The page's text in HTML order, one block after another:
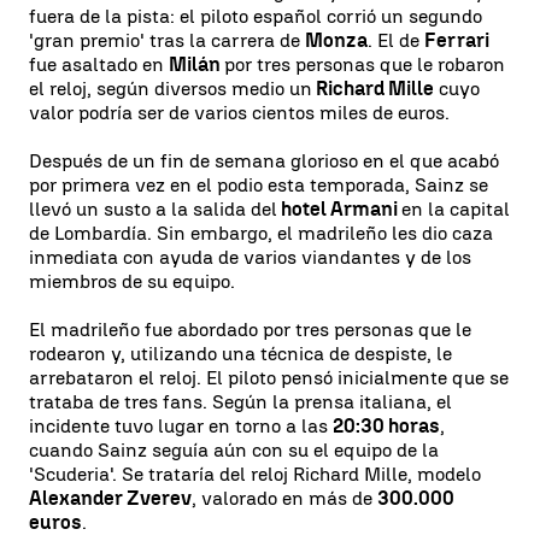
fuera de la pista: el piloto español corrió un segundo
'gran premio' tras la carrera de Monza. El de Ferrari
fue asaltado en Milán por tres personas que le robaron
el reloj, según diversos medio un Richard Mille cuyo
valor podría ser de varios cientos miles de euros.
Después de un fin de semana glorioso en el que acabó
por primera vez en el podio esta temporada, Sainz se
llevó un susto a la salida del hotel Armanien la capital
de Lombardía. Sin embargo, el madrileño les dio caza
inmediata con ayuda de varios viandantes y de los
miembros de su equipo.
El madrileño fue abordado por tres personas que le
rodearon y, utilizando una técnica de despiste, le
arrebataron el reloj. El piloto pensó inicialmente que se
trataba de tres fans. Según la prensa italiana, el
incidente tuvo lugar en torno a las 20:30 horas,
cuando Sainz seguía aún con su el equipo de la
'Scuderia'. Se trataría del reloj Richard Mille, modelo
Alexander Zverev, valorado en más de 300.000
euros.